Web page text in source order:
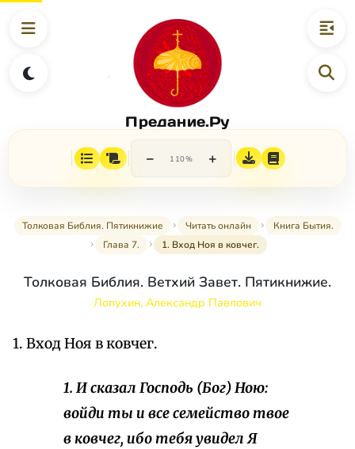
Предание.Ру
− 110% +
Толковая Библия. Пятикнижие Читать онлайн
Книга Бытия.
Глава 7.
1. Вход Ноя в ковчег.
Толковая Библия. Ветхий Завет. Пятикнижие.
Лопухин, Александр Павлович
1. Вход Ноя в ковчег.
1. И сказал Господь (Бог) Ною:
войди ты и все семейство твое
в ковчег, ибо тебя увидел Я